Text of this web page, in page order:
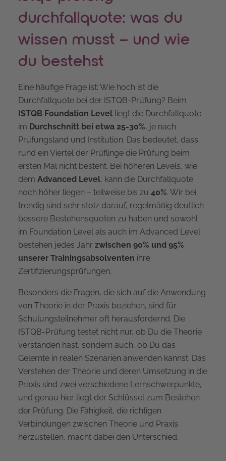
durchfallquote: was du
wissen musst – und wie
du bestehst
Eine häufige Frage ist: Wie hoch ist die
Durchfallquote bei der ISTQB-Prüfung? Beim
ISTQB Foundation Level liegt die Durchfallquote
im Durchschnitt bei etwa 25-30%, je nach
Prüfungsland und Institution. Das bedeutet, dass
rund ein Viertel der Prüflinge die Prüfung beim
ersten Mal nicht besteht. Bei höheren Levels, wie
dem Advanced Level, kann die Durchfallquote
noch höher liegen – teilweise bis zu 40%. Wir bei
trendig sind sehr stolz darauf, regelmäßig deutlich
bessere Bestehensquoten zu haben und sowohl
im Foundation Level als auch im Advanced Level
bestehen jedes Jahr zwischen 90% und 95%
unserer Trainingsabsolventen ihre
Zertifizierungsprüfungen.
Besonders die Fragen, die sich auf die Anwendung
von Theorie in der Praxis beziehen, sind für
Schulungsteilnehmer oft herausfordernd. Die
ISTQB-Prüfung testet nicht nur, ob Du die Theorie
verstanden hast, sondern auch, ob Du das
Gelernte in realen Szenarien anwenden kannst. Das
Verstehen der Theorie und deren Umsetzung in die
Praxis sind zwei verschiedene Lernschwerpunkte,
und genau hier liegt der Schlüssel zum Bestehen
der Prüfung. Die Fähigkeit, die richtigen
Verbindungen zwischen Theorie und Praxis
herzustellen, macht dabei den Unterschied.